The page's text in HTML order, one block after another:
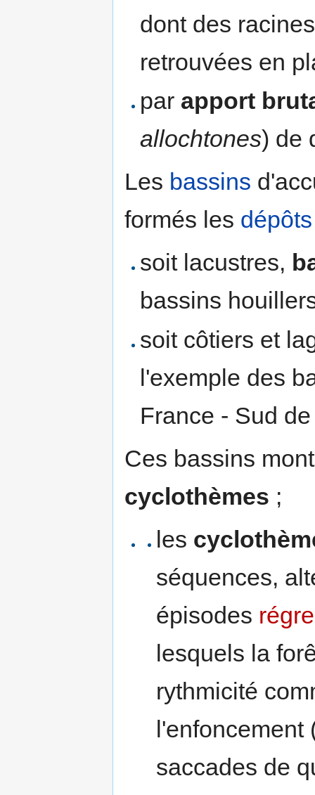
dont des
retrouvées en
par apport
allochtones) de
Les bassins
formés les dépôts
soit lacustres,
bassins
soit côtiers et
l'exemple des
France - Sud
Ces bassins
cyclothèmes ;
les
séquences,
épisodes
lesquels la
rythmicité
l'enfoncement
saccades de